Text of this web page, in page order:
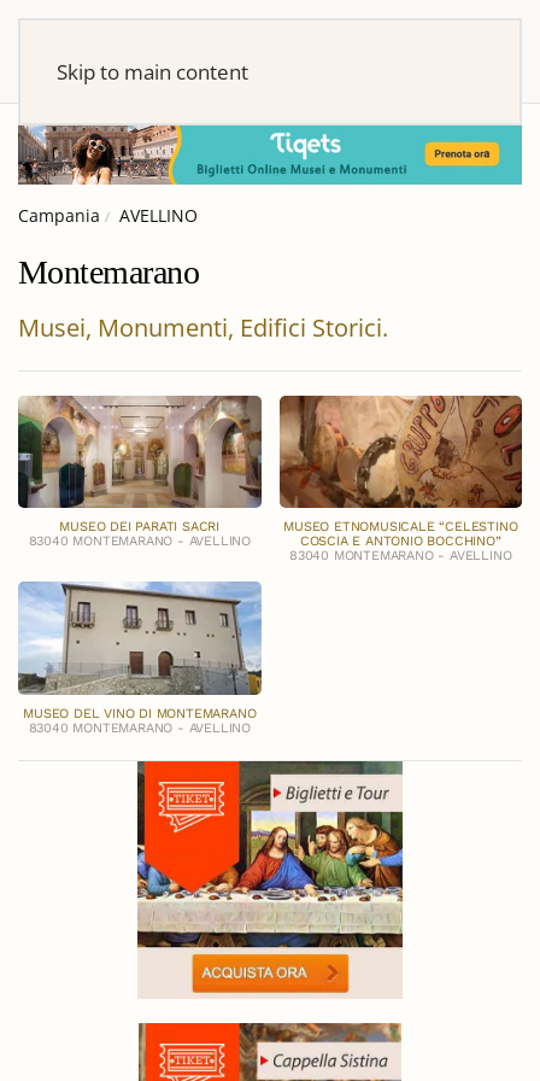
Skip to main content
Campania AVELLINO
Montemarano
Musei, Monumenti, Edifici Storici.
MUSEO DEI PARATI SACRI
83040 MONTEMARANO - AVELLINO
MUSEO ETNOMUSICALE “CELESTINO
COSCIA E ANTONIO BOCCHINO”
83040 MONTEMARANO - AVELLINO
MUSEO DEL VINO DI MONTEMARANO
83040 MONTEMARANO - AVELLINO